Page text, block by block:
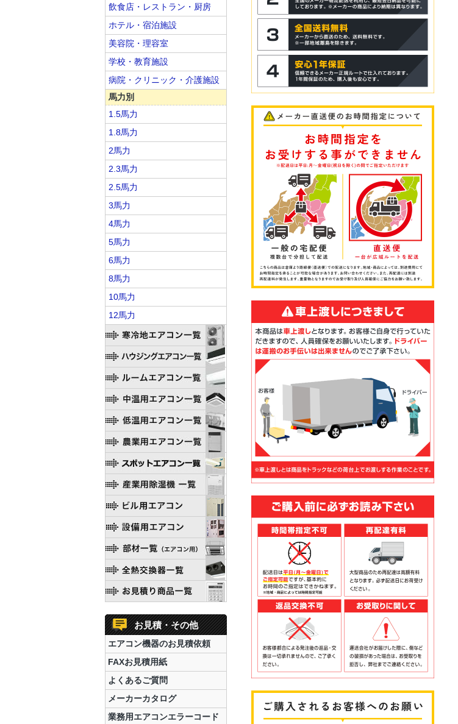
飲食店・レストラン・厨房
ホテル・宿泊施設
美容院・理容室
学校・教育施設
病院・クリニック・介護施設
馬力別
1.5馬力
1.8馬力
2馬力
2.3馬力
2.5馬力
3馬力
4馬力
5馬力
6馬力
8馬力
10馬力
12馬力
お見積・その他
エアコン機器のお見積依頼
FAXお見積用紙
よくあるご質問
メーカーカタログ
業務用エアコンエラーコード